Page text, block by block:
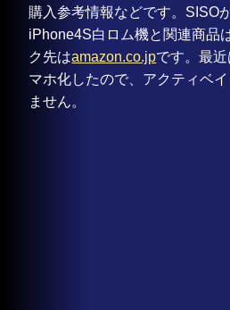
購入参考情報などです。SISO
iPhone4S白ロム機と関連商品
ク先はamazon.co.jpです。最
マホ化したので、アクティベ
ません。